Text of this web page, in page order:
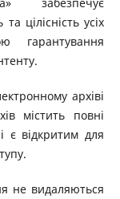
цілісність усіх
гарантування
архіві
містить повні
є відкритим для
не видаляються